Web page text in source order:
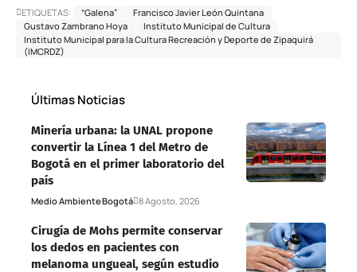
ETIQUETAS: “Galena”
Francisco Javier León Quintana
Gustavo Zambrano Hoya
Instituto Municipal de Cultura
Instituto Municipal para la Cultura Recreación y Deporte de Zipaquirá
(IMCRDZ)
Últimas Noticias
Minería urbana: la UNAL propone
convertir la Línea 1 del Metro de
Bogotá en el primer laboratorio del
país
Medio AmbienteBogotá 8 Agosto, 2026
Cirugía de Mohs permite conservar
los dedos en pacientes con
melanoma ungueal, según estudio